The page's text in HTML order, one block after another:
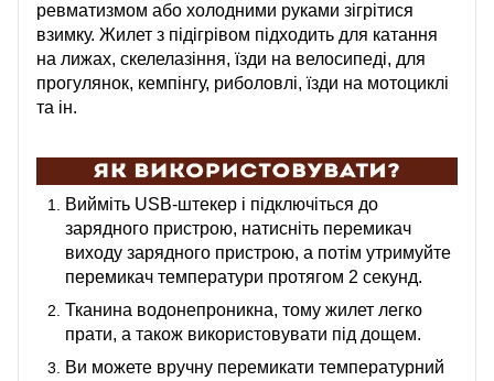
ревматизмом або холодними руками зігрітися
взимку. Жилет з підігрівом підходить для катання
на лижах, скелелазіння, їзди на велосипеді, для
прогулянок, кемпінгу, риболовлі, їзди на мотоциклі
та ін.
Вийміть USB-штекер і підключіться до
зарядного пристрою, натисніть перемикач
виходу зарядного пристрою, а потім утримуйте
перемикач температури протягом 2 секунд.
Тканина водонепроникна, тому жилет легко
прати, а також використовувати під дощем.
Ви можете вручну перемикати температурний